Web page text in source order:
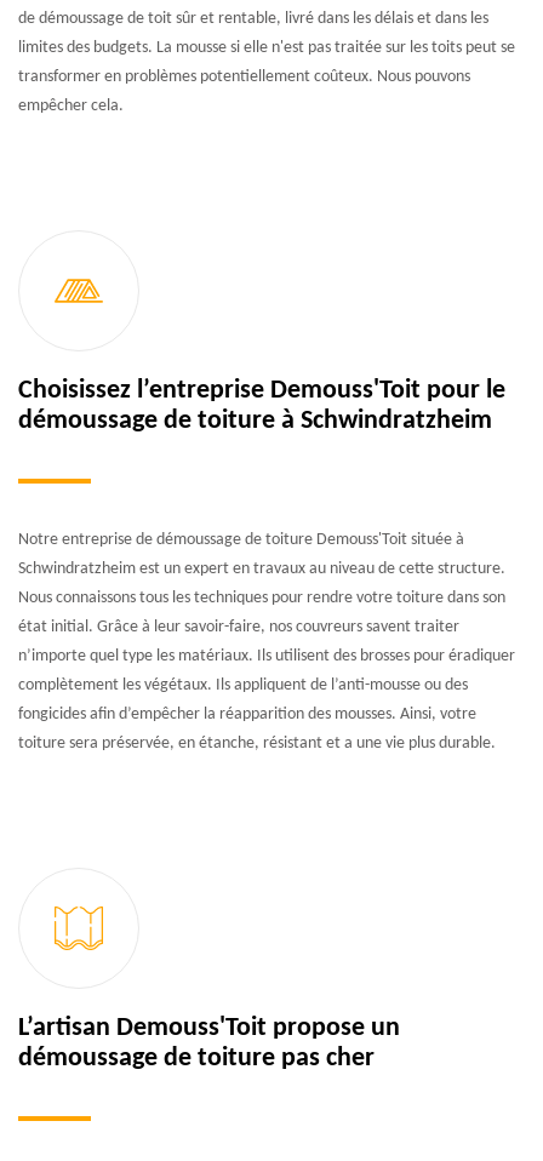
de démoussage de toit sûr et rentable, livré dans les délais et dans les
limites des budgets. La mousse si elle n'est pas traitée sur les toits peut se
transformer en problèmes potentiellement coûteux. Nous pouvons
empêcher cela.
Choisissez l’entreprise Demouss'Toit pour le
démoussage de toiture à Schwindratzheim
Notre entreprise de démoussage de toiture Demouss'Toit située à
Schwindratzheim est un expert en travaux au niveau de cette structure.
Nous connaissons tous les techniques pour rendre votre toiture dans son
état initial. Grâce à leur savoir-faire, nos couvreurs savent traiter
n’importe quel type les matériaux. Ils utilisent des brosses pour éradiquer
complètement les végétaux. Ils appliquent de l’anti-mousse ou des
fongicides afin d’empêcher la réapparition des mousses. Ainsi, votre
toiture sera préservée, en étanche, résistant et a une vie plus durable.
L’artisan Demouss'Toit propose un
démoussage de toiture pas cher